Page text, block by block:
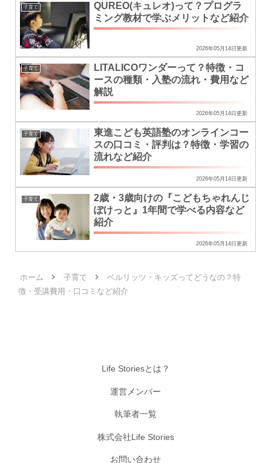
子育て
QUREO(キュレオ)って？プログラ
ミング教材で学ぶメリットなど紹介
2026年05月14日更新
子育て
LITALICOワンダーって？特徴・コ
ースの種類・入塾の流れ・費用など
解説
2026年05月14日更新
子育て
東進こども英語塾のオンラインコー
スの口コミ・評判は？特徴・学習の
流れなど紹介
2026年05月14日更新
子育て
2歳・3歳向けの『こどもちゃれんじ
ぽけっと』1年間で学べる内容など
紹介
2026年05月14日更新
ホーム 子育て
ベルリッツ・キッズってどうなの？特
徴・受講費用・口コミなど紹介
Life Storiesとは？
運営メンバー
執筆者一覧
株式会社Life Stories
お問い合わせ